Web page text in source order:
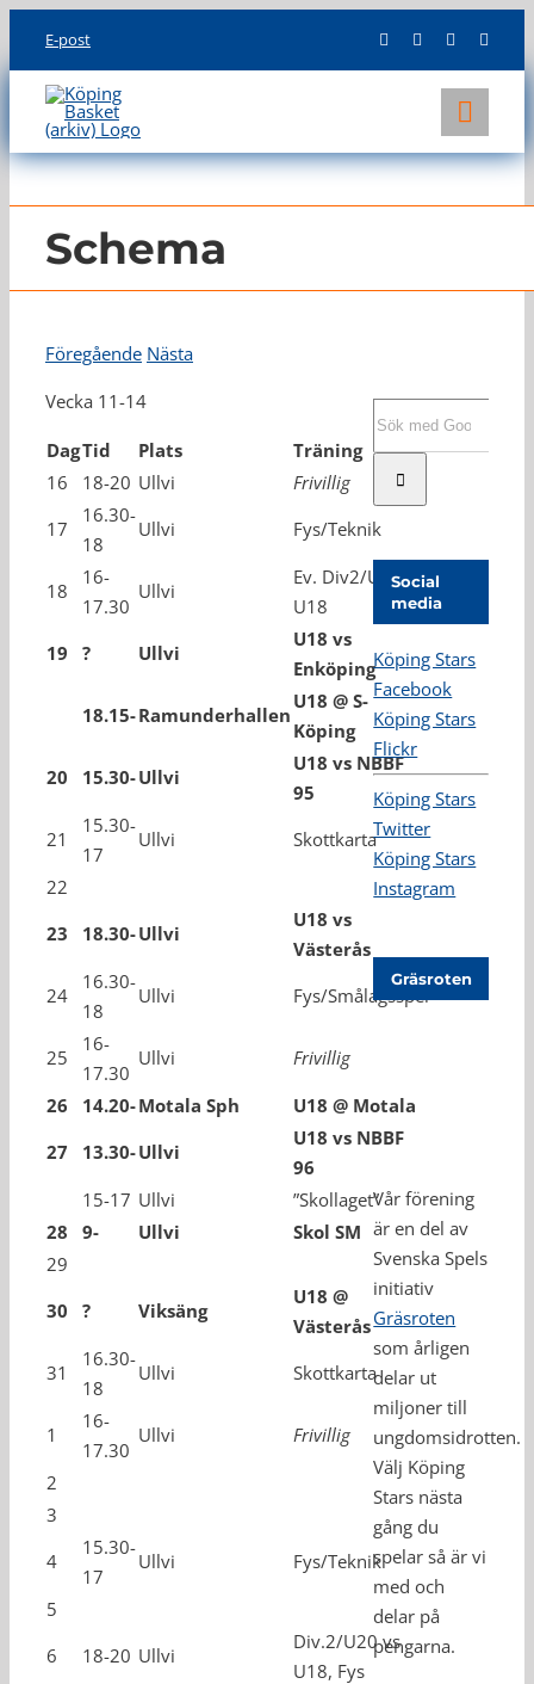
content
E-post
KLUBBEN
INFO
Schema
Föregående Nästa
Vecka 11-14
DagTid Plats
Träning
16
18-20 Ullvi
Frivillig
17
16.30-
18
Ullvi Fys/Teknik
18
16-
17.30
Ullvi
Ev. Div2/U20 vs
U18
19
? Ullvi
U18 vs
Enköping
18.15-Ramunderhallen
U18 @ S-
Köping
20
15.30-Ullvi
U18 vs NBBF
95
21
15.30-
17
Ullvi
Skottkarta
22
23
18.30-Ullvi
U18 vs
Västerås
24
16.30-
18
Ullvi Fys/Smålagsspel
25
16-
17.30
Ullvi
Frivillig
26
14.20-Motala Sph
U18 @ Motala
27
13.30-Ullvi
U18 vs NBBF
96
15-17 Ullvi
”Skollaget”
28
9- Ullvi
Skol SM
29
30
? Viksäng
U18 @
Västerås
31
16.30-
18
Ullvi Skottkarta
1
16-
17.30
Ullvi
Frivillig
2
3
4
15.30-
17
Ullvi
Fys/Teknik
5
6
18-20 Ullvi
Div.2/U20 vs
U18, Fys
Social
media
Köping Stars
Facebook
Köping Stars
Flickr
Köping Stars
Twitter
Köping Stars
Instagram
Gräsroten
Vår förening
är en del av
Svenska Spels
initiativ
Gräsroten
som årligen
delar ut
miljoner till
ungdomsidrotten.
Välj Köping
Stars nästa
gång du
spelar så är vi
med och
delar på
pengarna.